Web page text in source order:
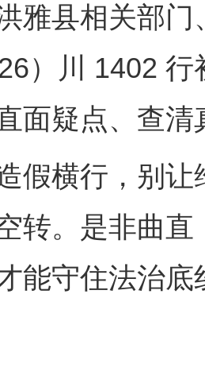
县相关部门
）川 1402
面疑点、查
横行，别让
转。是非曲
能守住法治